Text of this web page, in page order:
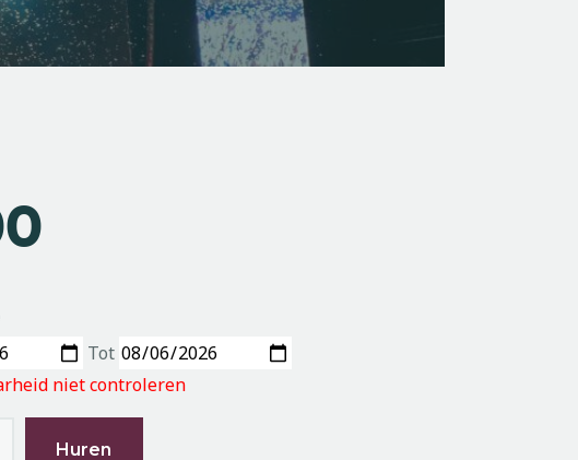
Tot
niet controleren
Huren